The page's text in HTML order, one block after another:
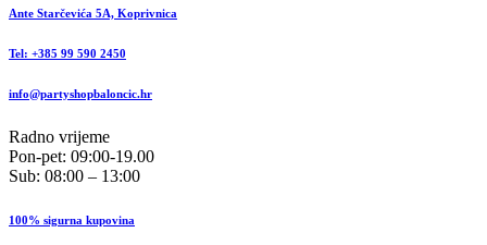
Ante Starčevića 5A, Koprivnica
Tel: +385 99 590 2450
info@partyshopbaloncic.hr
Radno vrijeme
Pon-pet: 09:00-19.00
Sub: 08:00 – 13:00
100% sigurna kupovina